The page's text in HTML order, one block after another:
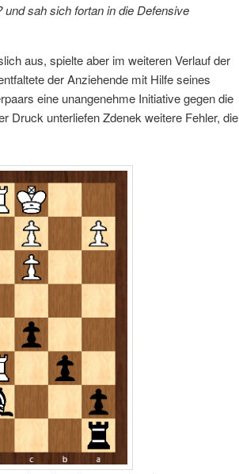
sah sich fortan in die Defensive
aus, spielte aber im weiteren Verlauf der
der Anziehende mit Hilfe seines
eine unangenehme Initiative gegen die
Druck unterliefen Zdenek weitere Fehler, die